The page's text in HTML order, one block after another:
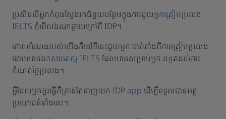
ប្រសិនបើអ្នកកំពុងស្វែងរកជំនួយបន្ថែមក្នុងការជួយអ្នកត្រៀមប្រលង
IELTS កុំមើលឯណាឆ្ងាយក្រៅពី IDP។
គោលបំណងរបស់យើងគឺនៅទីនេះជួយអ្នក ចាប់តាំងពីការត្រៀមប្រលង
ដោយមានឯកសារតេស្ត IELTS ដែលមានសម្រាប់អ្នក រហូតដល់ការ
កំណត់ថ្ងៃប្រលង។
អ្វីដែលអ្នកគួរធ្វើគឺគ្រាន់តែទាញយក IDP app ដើម្បីទទួលបានអត្ថ
ប្រយោជន៍ទាំងនេះ។